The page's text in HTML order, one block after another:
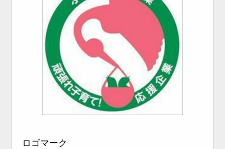
ロゴマーク